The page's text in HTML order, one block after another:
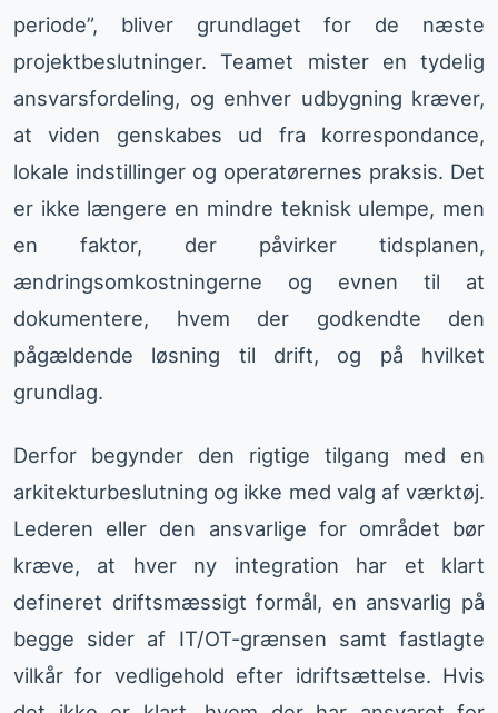
periode”, bliver grundlaget for de næste
projektbeslutninger. Teamet mister en tydelig
ansvarsfordeling, og enhver udbygning kræver,
at viden genskabes ud fra korrespondance,
lokale indstillinger og operatørernes praksis. Det
er ikke længere en mindre teknisk ulempe, men
en faktor, der påvirker tidsplanen,
ændringsomkostningerne og evnen til at
dokumentere, hvem der godkendte den
pågældende løsning til drift, og på hvilket
grundlag.
Derfor begynder den rigtige tilgang med en
arkitekturbeslutning og ikke med valg af værktøj.
Lederen eller den ansvarlige for området bør
kræve, at hver ny integration har et klart
defineret driftsmæssigt formål, en ansvarlig på
begge sider af IT/OT-grænsen samt fastlagte
vilkår for vedligehold efter idriftsættelse. Hvis